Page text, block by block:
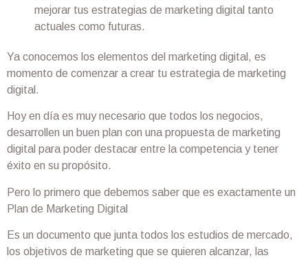
mejorar tus estrategias de marketing digital tanto
actuales como futuras.
Ya conocemos los elementos del marketing digital, es
momento de comenzar a crear tu estrategia de marketing
digital.
Hoy en día es muy necesario que todos los negocios,
desarrollen un buen plan con una propuesta de marketing
digital para poder destacar entre la competencia y tener
éxito en su propósito.
Pero lo primero que debemos saber que es exactamente un
Plan de Marketing Digital
Es un documento que junta todos los estudios de mercado,
los objetivos de marketing que se quieren alcanzar, las